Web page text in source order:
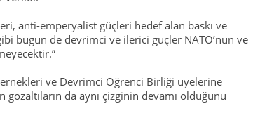
anti-emperyalist güçleri hedef alan baskı ve
bugün de devrimci ve ilerici güçler NATO’nun ve
ve Devrimci Öğrenci Birliği üyelerine
da aynı çizginin devamı olduğunu